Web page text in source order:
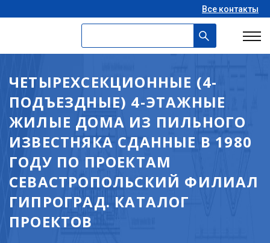
Все контакты
ЧЕТЫРЕХСЕКЦИОННЫЕ (4-
ПОДЪЕЗДНЫЕ) 4-ЭТАЖНЫЕ
ЖИЛЫЕ ДОМА ИЗ ПИЛЬНОГО
ИЗВЕСТНЯКА СДАННЫЕ В 1980
ГОДУ ПО ПРОЕКТАМ
СЕВАСТРОПОЛЬСКИЙ ФИЛИАЛ
ГИПРОГРАД. КАТАЛОГ
ПРОЕКТОВ